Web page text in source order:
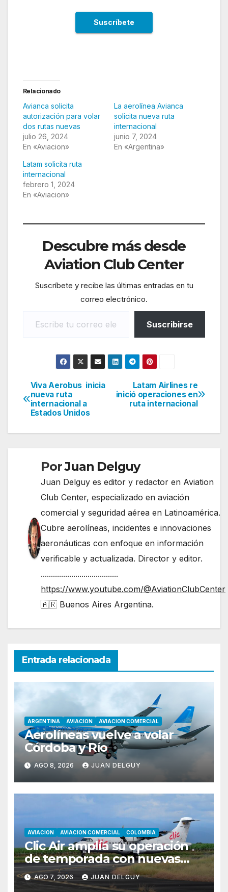
Relacionado
Avianca solicita
autorización para volar
dos rutas nuevas
julio 26, 2024
En «Aviacion»
La aerolínea Avianca
solicita nueva ruta
internacional
junio 7, 2024
En «Argentina»
Latam solicita ruta
internacional
febrero 1, 2024
En «Aviacion»
Descubre más desde
Aviation Club Center
Suscríbete y recibe las últimas entradas en tu
correo electrónico.
Suscribirse
Navegación
de
entradas
Latam Airlines re
inició operaciones en
ruta internacional
Viva Aerobus inicia
nueva ruta
internacional a
Estados Unidos
PorJuan Delguy
Juan Delguy es editor y redactor en Aviation
Club Center, especializado en aviación
comercial y seguridad aérea en Latinoamérica.
Cubre aerolíneas, incidentes e innovaciones
aeronáuticas con enfoque en información
verificable y actualizada. Director y editor.
......................................
https://www.youtube.com/@AviationClubCenter
🇦🇷 Buenos Aires Argentina.
Entrada relacionada
ARGENTINA AVIACION AVIACION COMERCIAL
Aerolíneas vuelve a volar
Córdoba y Río
AGO 8, 2026 JUAN DELGUY
AVIACION AVIACION COMERCIAL COLOMBIA
Clic Air amplía su operación
de temporada con nuevas
rutas hacia Cartagena y Tolú
AGO 7, 2026 JUAN DELGUY